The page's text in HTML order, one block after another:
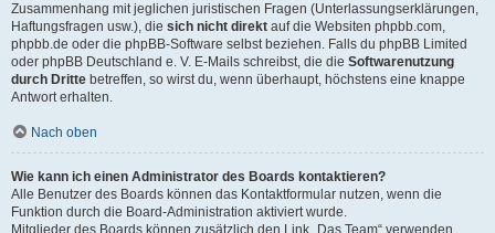
Zusammenhang mit jeglichen juristischen Fragen (Unterlassungserklärungen,
Haftungsfragen usw.), die sich nicht direkt auf die Websiten phpbb.com,
phpbb.de oder die phpBB-Software selbst beziehen. Falls du phpBB Limited
oder phpBB Deutschland e. V. E-Mails schreibst, die die Softwarenutzung
durch Dritte betreffen, so wirst du, wenn überhaupt, höchstens eine knappe
Antwort erhalten.
Nach oben
Wie kann ich einen Administrator des Boards kontaktieren?
Alle Benutzer des Boards können das Kontaktformular nutzen, wenn die
Funktion durch die Board-Administration aktiviert wurde.
Mitglieder des Boards können zusätzlich den Link „Das Team“ verwenden.